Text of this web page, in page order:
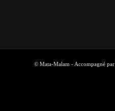
© Mata-Malam - Accompagné par